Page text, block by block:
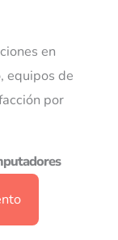
en
equipos de
por